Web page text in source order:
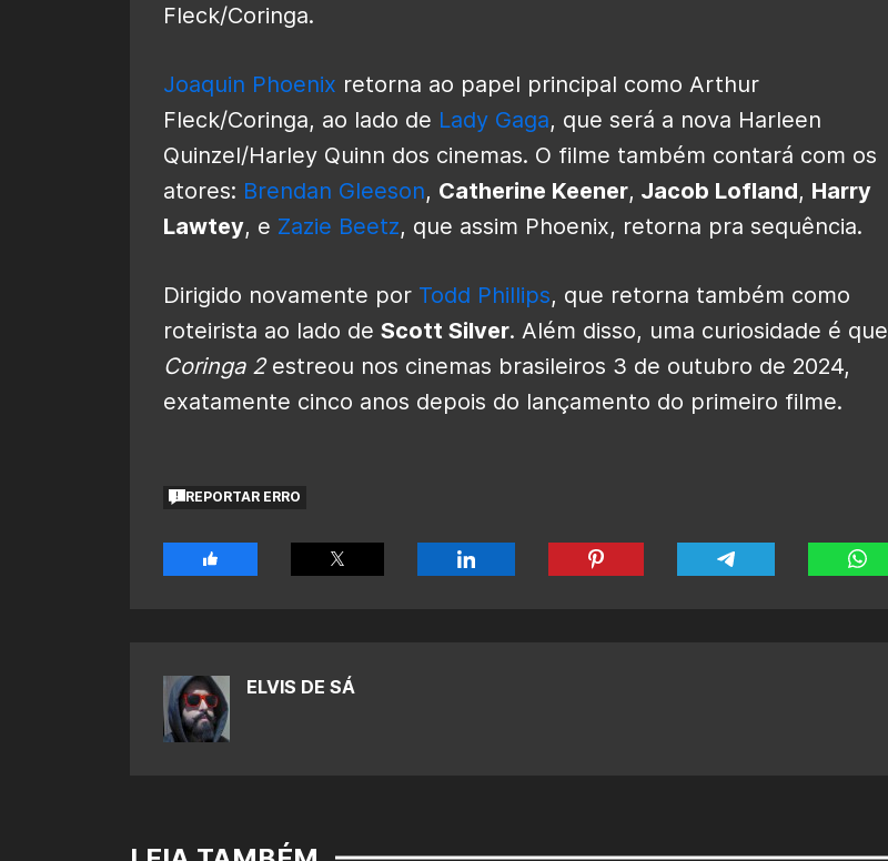
Fleck/Coringa.
Joaquin Phoenix retorna ao papel principal como Arthur
Fleck/Coringa, ao lado de Lady Gaga, que será a nova Harleen
Quinzel/Harley Quinn dos cinemas. O filme também contará com os
atores: Brendan Gleeson, Catherine Keener, Jacob Lofland, Harry
Lawtey, e Zazie Beetz, que assim Phoenix, retorna pra sequência.
Dirigido novamente por Todd Phillips, que retorna também como
roteirista ao lado de Scott Silver. Além disso, uma curiosidade é que
Coringa 2 estreou nos cinemas brasileiros 3 de outubro de 2024,
exatamente cinco anos depois do lançamento do primeiro filme.
REPORTAR ERRO
ELVIS DE SÁ